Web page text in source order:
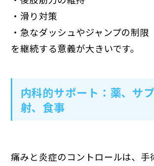
・滑り対策
・急なダッシュやジャンプの制限
を継続する意義が大きいです。
内科的サポート：薬、サ
射、食事
痛みと炎症のコントロールは、手